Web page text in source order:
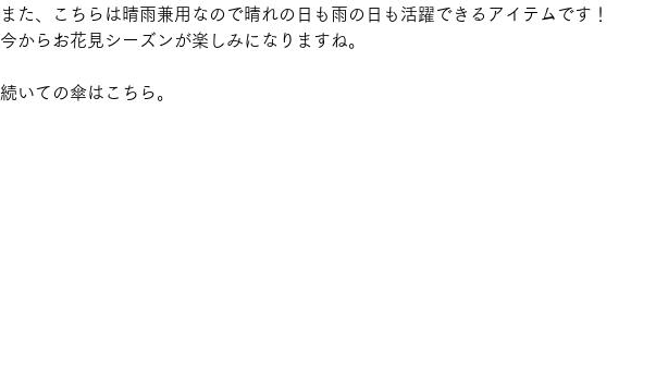
また、こちらは晴雨兼用なので晴れの日も雨の日も活躍できるアイテムです！
今からお花見シーズンが楽しみになりますね。
続いての傘はこちら。